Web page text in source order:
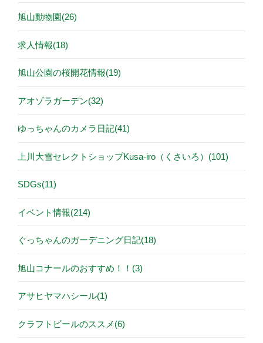
旭山動物園(26)
求人情報(18)
旭山公園の桜開花情報(19)
アオゾラガーデン(32)
ゆっちゃんのカメラ日記(41)
上川大雪セレクトショップKusa-iro（くさいろ）(101)
SDGs(11)
イベント情報(214)
ぐっちゃんのガーデニング日記(18)
旭山コナールのおすすめ！！(3)
アサヒヤマハシール(1)
クラフトビールのススメ(6)